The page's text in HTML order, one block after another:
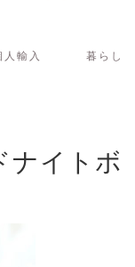
人輸入 暮らし
ナイトボ